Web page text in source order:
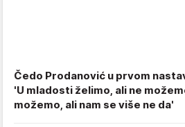
Čedo Prodanović u prvom
'U mladosti želimo, ali ne
možemo, ali nam se više ne da'